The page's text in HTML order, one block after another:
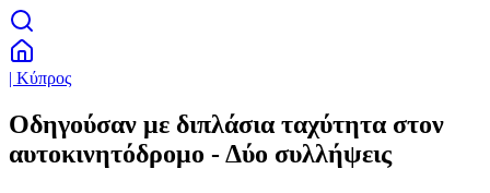
| Κύπρος
Οδηγούσαν με διπλάσια ταχύτητα στον
αυτοκινητόδρομο - Δύο συλλήψεις